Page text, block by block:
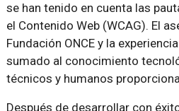
se han tenido en cuenta las
el Contenido Web (WCAG). El
Fundación ONCE y la
sumado al conocimiento
técnicos y humanos
Después de desarrollar con